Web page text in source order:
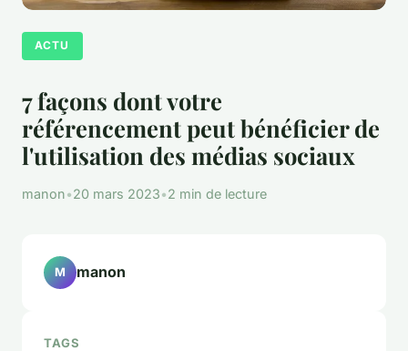
ACTU
7 façons dont votre
référencement peut bénéficier de
l'utilisation des médias sociaux
manon•20 mars 2023•2 min de lecture
M manon
TAGS